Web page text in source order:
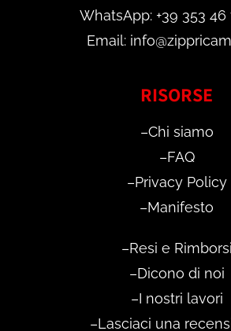
WhatsApp: +39 353 46
Email:
RISORSE
–Chi siamo
–FAQ
–Privacy Policy
–Manifesto
–Resi e Rimborsi
–Dicono di noi
–I nostri lavori
–Lasciaci una